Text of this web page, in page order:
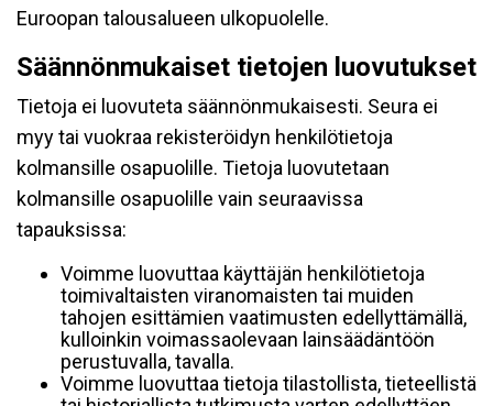
Euroopan talousalueen ulkopuolelle.
Säännönmukaiset tietojen luovutukset
Tietoja ei luovuteta säännönmukaisesti. Seura ei
myy tai vuokraa rekisteröidyn henkilötietoja
kolmansille osapuolille. Tietoja luovutetaan
kolmansille osapuolille vain seuraavissa
tapauksissa:
Voimme luovuttaa käyttäjän henkilötietoja
toimivaltaisten viranomaisten tai muiden
tahojen esittämien vaatimusten edellyttämällä,
kulloinkin voimassaolevaan lainsäädäntöön
perustuvalla, tavalla.
Voimme luovuttaa tietoja tilastollista, tieteellistä